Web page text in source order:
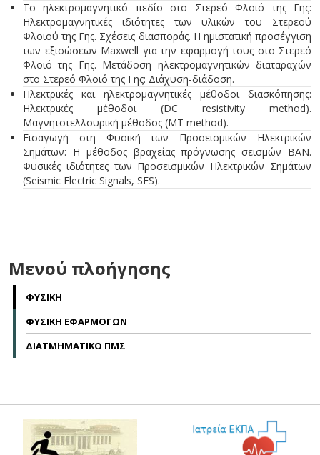
Tο ηλεκτρομαγνητικό πεδίο στο Στερεό Φλοιό της Γης:
Ηλεκτρομαγνητικές ιδιότητες των υλικών του Στερεού
Φλοιού της Γης. Σχέσεις διασποράς. Η ημιστατική προσέγγιση
των εξισώσεων Maxwell για την εφαρμογή τους στο Στερεό
Φλοιό της Γης. Μετάδοση ηλεκτρομαγνητικών διαταραχών
στο Στερεό Φλοιό της Γης: Διάχυση-διάδοση.
Hλεκτρικές και ηλεκτρομαγνητικές μέθοδοι διασκόπησης:
Hλεκτρικές μέθοδoι (DC resistivity method).
Μαγνητοτελλουρική μέθοδος (MT method).
Eισαγωγή στη Φυσική των Προσεισμικών Ηλεκτρικών
Σημάτων: Η μέθοδος βραχείας πρόγνωσης σεισμών ΒΑΝ.
Φυσικές ιδιότητες των Προσεισμικών Ηλεκτρικών Σημάτων
(Seismic Electric Signals, SES).
Μενού πλοήγησης
ΦΥΣΙΚΗ
ΦΥΣΙΚΗ ΕΦΑΡΜΟΓΩΝ
ΔΙΑΤΜΗΜΑΤΙΚΟ ΠΜΣ